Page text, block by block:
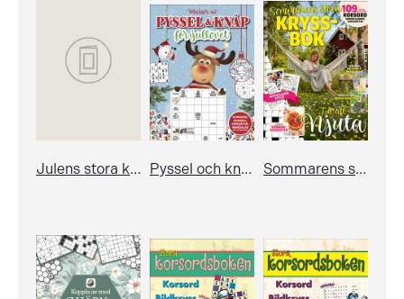
Julens stora kryssbok Pyssel och knåp för jullovet Sommarens stora kryssbok